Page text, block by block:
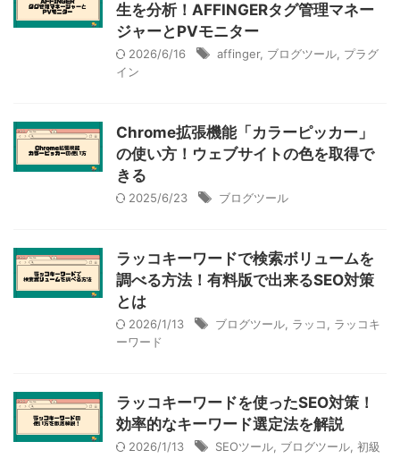
生を分析！AFFINGERタグ管理マネー
ジャーとPVモニター
2026/6/16 affinger, ブログツール プラグ
イン
Chrome拡張機能「カラーピッカー」
の使い方！ウェブサイトの色を取得で
きる
2025/6/23 ブログツール
ラッコキーワードで検索ボリュームを
調べる方法！有料版で出来るSEO対策
とは
2026/1/13 ブログツール ラッコ
ラッコキ
ーワード
ラッコキーワードを使ったSEO対策！
効率的なキーワード選定法を解説
2026/1/13 SEOツール ブログツール 初級